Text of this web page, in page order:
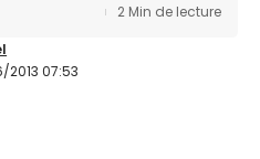
2013 07:53
2 Min de lecture